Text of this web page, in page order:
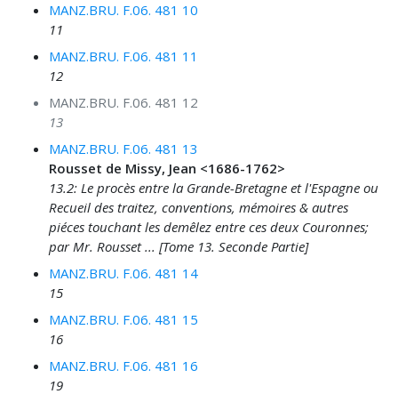
MANZ.BRU. F.06. 481 10
11
MANZ.BRU. F.06. 481 11
12
MANZ.BRU. F.06. 481 12
13
MANZ.BRU. F.06. 481 13
Rousset de Missy, Jean <1686-1762>
13.2: Le procès entre la Grande-Bretagne et l'Espagne ou
Recueil des traitez, conventions, mémoires & autres
piéces touchant les demêlez entre ces deux Couronnes;
par Mr. Rousset ... [Tome 13. Seconde Partie]
MANZ.BRU. F.06. 481 14
15
MANZ.BRU. F.06. 481 15
16
MANZ.BRU. F.06. 481 16
19